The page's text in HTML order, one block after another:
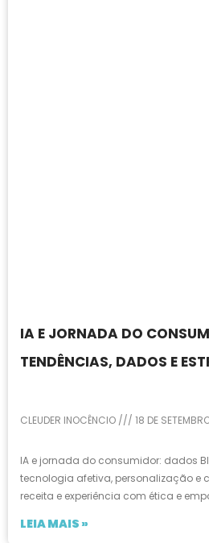
IA E JORNADA DO
TENDÊNCIAS, DADOS E
CLEUDER INOCÊNCIO 18 DE
IA e jornada do consumidor: dados
tecnologia afetiva, personalização e
receita e experiência com ética e
LEIA MAIS »